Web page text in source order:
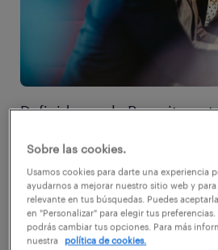
Definido por la Recruitment
negocios en el cual un
todo o parte de sus
reclutamiento a un
Recruitment Process
Sobre las cookies.
Usamos cookies para darte una experiencia
ayudarnos a mejorar nuestro sitio web y
relevante en tus búsquedas. Puedes
en "Personalizar" para elegir tus
podrás cambiar tus opciones. Para más
nuestra
política de cookies.